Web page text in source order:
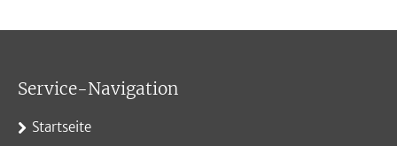
Service-Navigation
Startseite